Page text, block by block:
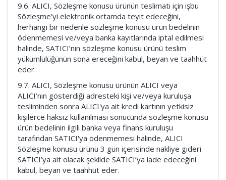
9.6. ALICI, Sözleşme konusu ürünün teslimatı için işbu
Sözleşme’yi elektronik ortamda teyit edeceğini,
herhangi bir nedenle sözleşme konusu ürün bedelinin
ödenmemesi ve/veya banka kayıtlarında iptal edilmesi
halinde, SATICI’nın sözleşme konusu ürünü teslim
yükümlülüğünün sona ereceğini kabul, beyan ve taahhüt
eder.
9.7. ALICI, Sözleşme konusu ürünün ALICI veya
ALICI’nın gösterdiği adresteki kişi ve/veya kuruluşa
tesliminden sonra ALICI'ya ait kredi kartının yetkisiz
kişilerce haksız kullanılması sonucunda sözleşme konusu
ürün bedelinin ilgili banka veya finans kuruluşu
tarafından SATICI'ya ödenmemesi halinde, ALICI
Sözleşme konusu ürünü 3 gün içerisinde nakliye gideri
SATICI’ya ait olacak şekilde SATICI’ya iade edeceğini
kabul, beyan ve taahhüt eder.